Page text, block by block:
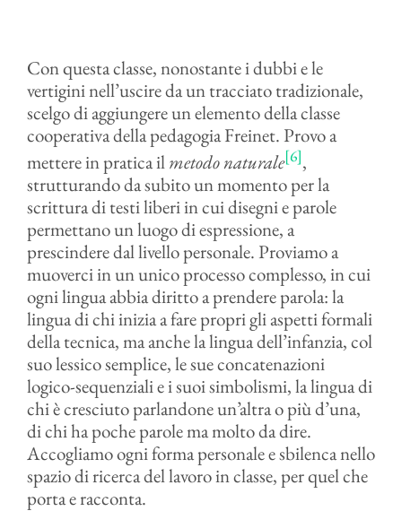
Con questa classe, nonostante i dubbi e le
vertigini nell’uscire da un tracciato tradizionale,
scelgo di aggiungere un elemento della classe
cooperativa della pedagogia Freinet. Provo a
mettere in pratica ilmetodo naturale[6],
strutturando da subito un momento per la
scrittura di testi liberi in cui disegni e parole
permettano un luogo di espressione, a
prescindere dal livello personale. Proviamo a
muoverci in un unico processo complesso, in cui
ogni lingua abbia diritto a prendere parola: la
lingua di chi inizia a fare propri gli aspetti formali
della tecnica, ma anche la lingua dell’infanzia, col
suo lessico semplice, le sue concatenazioni
logico-sequenziali e i suoi simbolismi, la lingua di
chi è cresciuto parlandone un’altra o più d’una,
di chi ha poche parole ma molto da dire.
Accogliamo ogni forma personale e sbilenca nello
spazio di ricerca del lavoro in classe, per quel che
porta e racconta.